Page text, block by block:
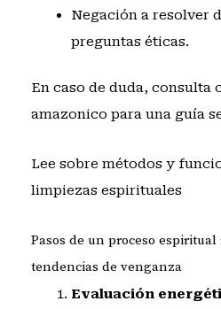
Negación a resolver
preguntas éticas.
En caso de duda, consulta
amazonico para una guía
Lee sobre métodos y
limpiezas espirituales
Pasos de un proceso
tendencias de venganza
Evaluación